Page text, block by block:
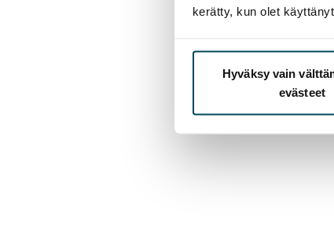
kerätty, kun olet
Hyväksy vain
evästeet